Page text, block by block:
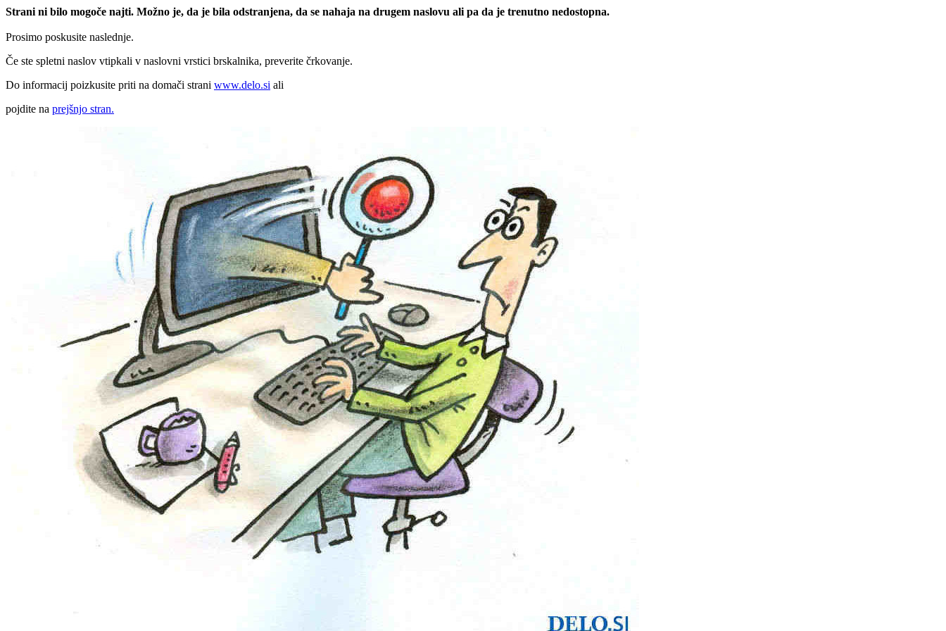
Strani ni bilo mogoče najti. Možno je, da je bila odstranjena, da se nahaja na drugem naslovu ali pa da je trenutno nedostopna.
Prosimo poskusite naslednje.
Če ste spletni naslov vtipkali v naslovni vrstici brskalnika, preverite črkovanje.
Do informacij poizkusite priti na domači strani www.delo.si ali
pojdite na prejšnjo stran.